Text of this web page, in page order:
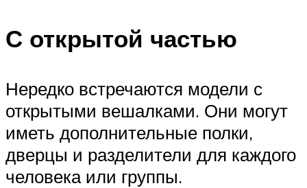
С открытой частью
Нередко встречаются модели с
открытыми вешалками. Они могут
иметь дополнительные полки,
дверцы и разделители для каждого
человека или группы.